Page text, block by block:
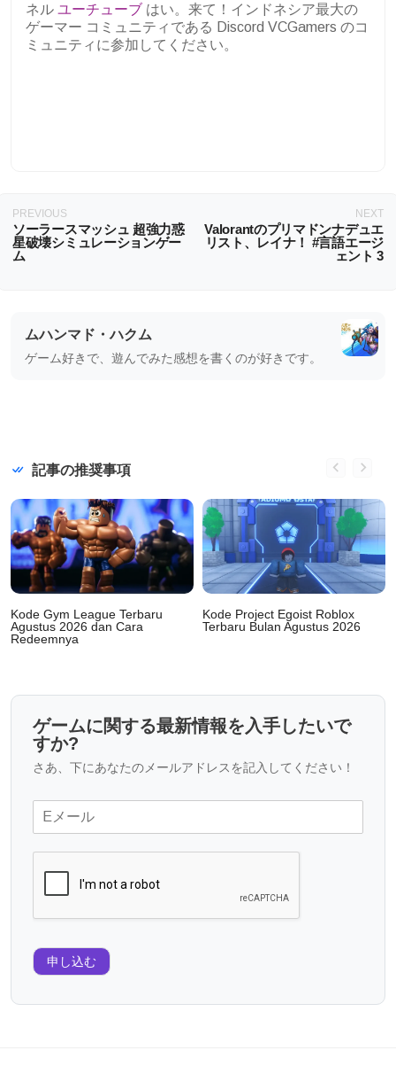
ネル ユーチューブ はい。来て！インドネシア最大の
ゲーマー コミュニティである Discord VCGamers のコ
ミュニティに参加してください。
PREVIOUS
ソーラースマッシュ 超強力惑
星破壊シミュレーションゲー
ム
NEXT
Valorantのプリマドンナデュエ
リスト、レイナ！ #言語エージ
ェント 3
ムハンマド・ハクム
ゲーム好きで、遊んでみた感想を書くのが好きです。
記事の推奨事項
Kode Gym League Terbaru
Agustus 2026 dan Cara
Redeemnya
Kode Project Egoist Roblox
Terbaru Bulan Agustus 2026
ゲームに関する最新情報を入手したいで
すか?
さあ、下にあなたのメールアドレスを記入してください！
申し込む